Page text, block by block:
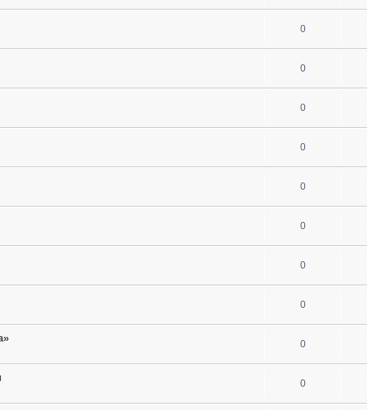
0
0
0
0
0
0
0
0
0
0